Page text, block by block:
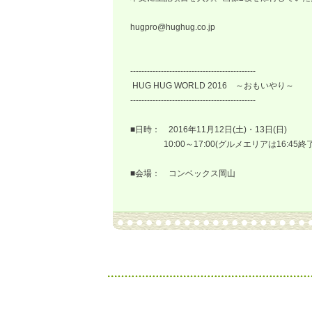
hugpro@hughug.co.jp
---------------------------------------------
HUG HUG WORLD 2016 ～おもいやり～
---------------------------------------------
■日時： 2016年11月12日(土)・13日(日)
10:00～17:00(グルメエリアは16:45終
■会場： コンベックス岡山